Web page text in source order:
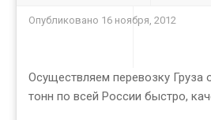
Опубликовано 16 ноября, 2012
Осуществляем перевозку Груза
тонн по всей России быстро,